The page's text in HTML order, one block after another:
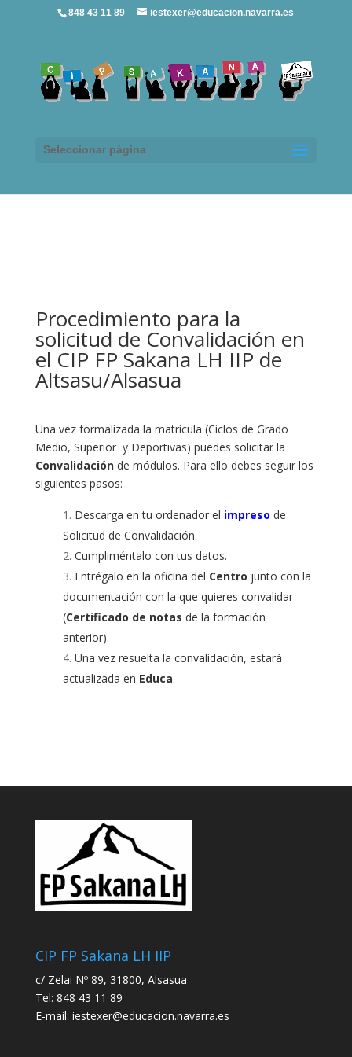
848 43 11 89 iestexer@educacion.navarra.es
Seleccionar página
Procedimiento para la
solicitud de Convalidación en
el CIP FP Sakana LH IIP de
Altsasu/Alsasua
Una vez formalizada la matrícula (Ciclos de Grado
Medio, Superior y Deportivas) puedes solicitar la
Convalidaciónde módulos. Para ello debes seguir los
siguientes pasos:
Descarga en tu ordenador el impreso de
Solicitud de Convalidación.
Cumpliméntalo con tus datos.
Entrégalo en la oficina del Centro junto con la
documentación con la que quieres convalidar
(Certificado de notas de la formación
anterior).
Una vez resuelta la convalidación, estará
actualizada en Educa.
CIP FP Sakana LH IIP
c/ Zelai Nº 89, 31800, Alsasua
Tel: 848 43 11 89
E-mail: iestexer@educacion.navarra.es